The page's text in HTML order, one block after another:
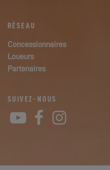
RÉSEAU
Concessionnaires
Loueurs
Partenaires
SUIVEZ-NOUS
YouTube
Facebook
Instagram